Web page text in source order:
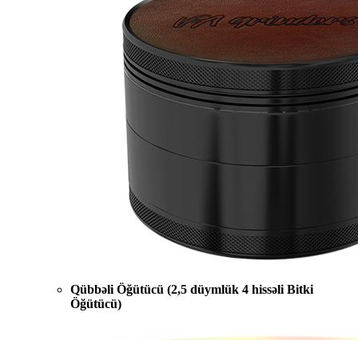
Qübbəli Öğütücü (2,5 düymlük 4 hissəli Bitki
Öğütücü)